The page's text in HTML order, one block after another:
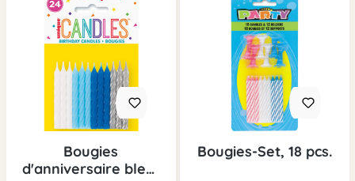
Bougies
d'anniversaire bleu-
Bougies-Set, 18 pcs.